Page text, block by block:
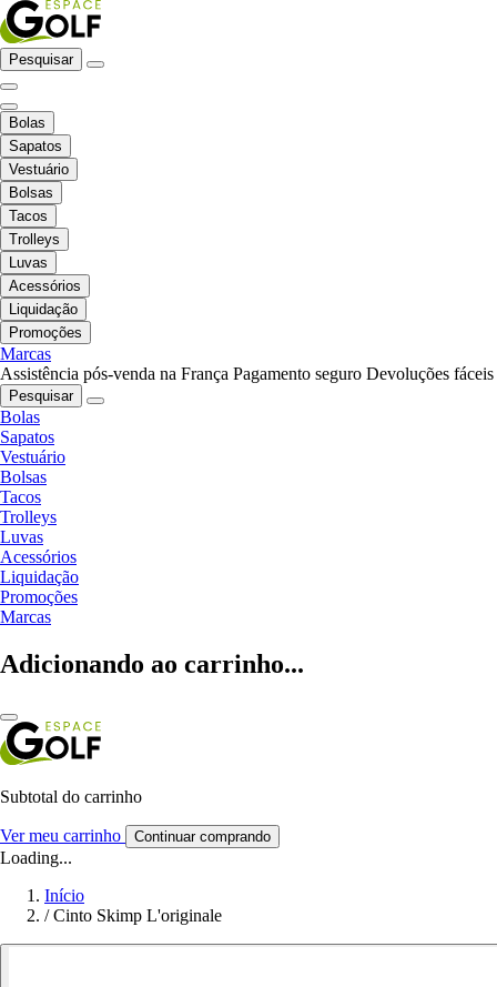
Pesquisar
Bolas
Sapatos
Vestuário
Bolsas
Tacos
Trolleys
Luvas
Acessórios
Liquidação
Promoções
Marcas
Assistência pós-venda na França Pagamento seguro Devoluções fáceis
Pesquisar
Bolas
Sapatos
Vestuário
Bolsas
Tacos
Trolleys
Luvas
Acessórios
Liquidação
Promoções
Marcas
Adicionando ao carrinho...
Subtotal do carrinho
Ver meu carrinho Continuar comprando
Loading...
Início
/ Cinto Skimp L'originale